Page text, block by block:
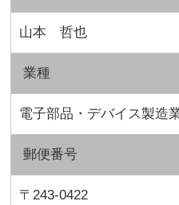
山本 哲也
業種
電子部品・デバイス製造
郵便番号
〒243-0422